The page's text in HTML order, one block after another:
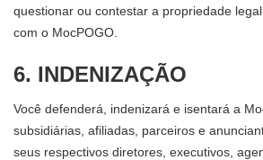
questionar ou contestar a propriedade
com o MocPOGO.
6. INDENIZAÇÃO
Você defenderá, indenizará e isentará a
subsidiárias, afiliadas, parceiros e
seus respectivos diretores, executivos,